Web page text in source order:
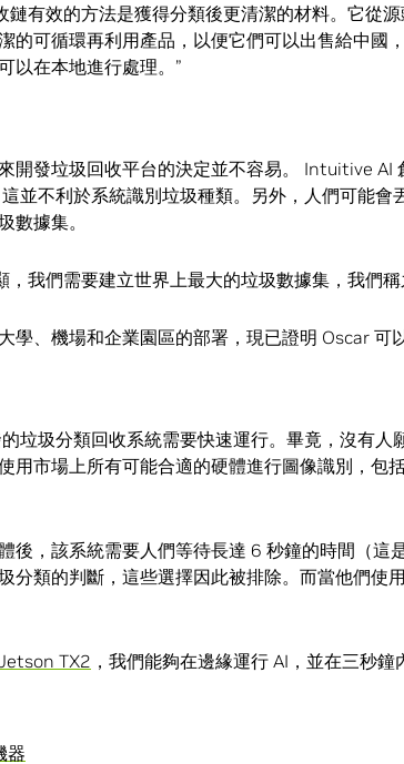
鏈有效的方法是獲得分類後更清潔的材料。它從
的可循環再利用產品，以便它們可以出售給中國
以在本地進行處理。”
開發垃圾回收平台的決定並不容易。 Intuitive AI
並不利於系統識別垃圾種類。另外，人們可能會
數據集。
，我們需要建立世界上最大的垃圾數據集，我們
學、機場和企業園區的部署，現已證明 Oscar 可
垃圾分類回收系統需要快速運行。畢竟，沒有人
用市場上所有可能合適的硬體進行圖像識別，包
後，該系統需要人們等待長達 6 秒鐘的時間（這
分類的判斷，這些選擇因此被排除。而當他們使
TX2 ，我們能夠在邊緣運行 AI，並在三秒鐘
器